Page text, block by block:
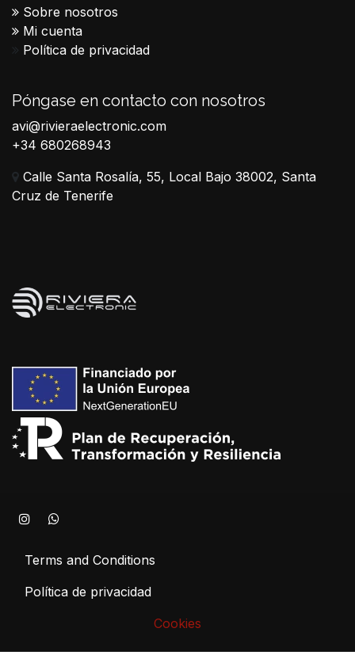
Sobre nosotros
Mi cuenta
Política de privacidad
Póngase en contacto con nosotros
avi@rivieraelectronic.com
+34 680268943
Calle Santa Rosalía, 55, Local Bajo 38002, Santa
Cruz de Tenerife
Terms and Conditions
Política de privacidad
Cookies